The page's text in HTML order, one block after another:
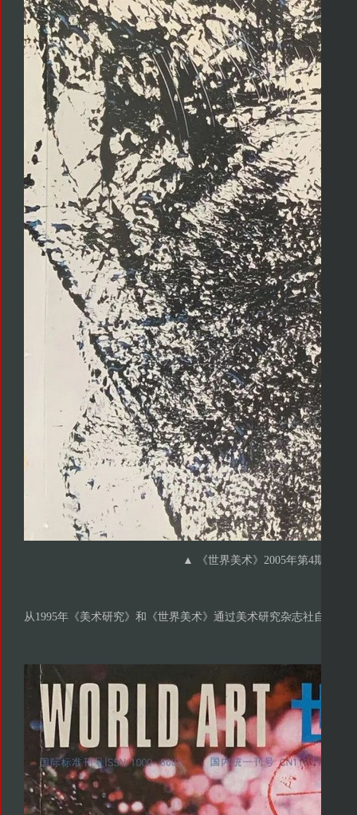
▲ 《世界美术》2005年第4期
从1995年《美术研究》和《世界美术》通过美术研究杂志社自行